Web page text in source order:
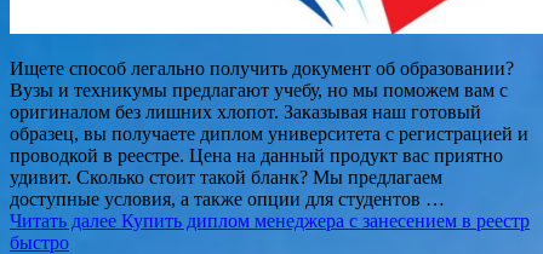
Ищете способ легально получить документ об образовании?
Вузы и техникумы предлагают учебу, но мы поможем вам с
оригиналом без лишних хлопот. Заказывая наш готовый
образец, вы получаете диплом университета с регистрацией и
проводкой в реестре. Цена на данный продукт вас приятно
удивит. Сколько стоит такой бланк? Мы предлагаем
доступные условия, а также опции для студентов …
Читать далее Купить диплом менеджера с занесением в реестр
быстро